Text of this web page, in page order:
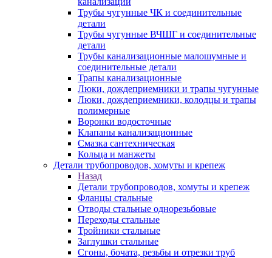
Трубы чугунные ЧК и соединительные
детали
Трубы чугунные ВЧШГ и соединительные
детали
Трубы канализационные малошумные и
соединительные детали
Трапы канализационные
Люки, дождеприемники и трапы чугунные
Люки, дождеприемники, колодцы и трапы
полимерные
Воронки водосточные
Клапаны канализационные
Смазка сантехническая
Кольца и манжеты
Детали трубопроводов, хомуты и крепеж
Назад
Детали трубопроводов, хомуты и крепеж
Фланцы стальные
Отводы стальные однорезьбовые
Переходы стальные
Тройники стальные
Заглушки стальные
Сгоны, бочата, резьбы и отрезки труб